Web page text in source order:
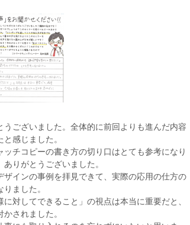
うございました。全体的に前回よりも進んだ内容
と感じました。
ッチコピーの書き方の切り口はとても参考になり
ありがとうございました。
ザインの事例を拝見できて、実際の応用の仕方の
ました。
に対してできること」の視点は本当に重要だと、
かされました。